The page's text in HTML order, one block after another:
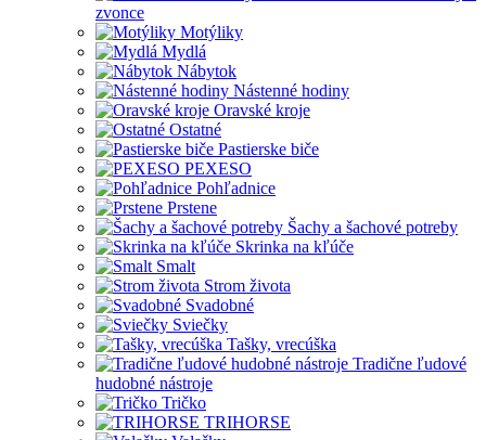
zvonce
Motýliky
Mydlá
Nábytok
Nástenné hodiny
Oravské kroje
Ostatné
Pastierske biče
PEXESO
Pohľadnice
Prstene
Šachy a šachové potreby
Skrinka na kľúče
Smalt
Strom života
Svadobné
Sviečky
Tašky, vrecúška
Tradične ľudové
hudobné nástroje
Tričko
TRIHORSE